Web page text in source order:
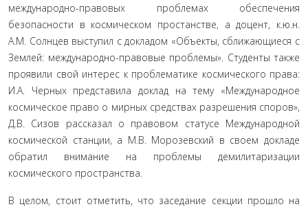
международ­но-правовых проблемах обеспечения
безопасности в косми­ческом простанстве, а доцент, к.ю.н.
А.М. Солнцев выступил с докладом «Объекты, сближающиеся с
Землей: международ­но-правовые проблемы». Студенты также
проявили свой ин­терес к проблематике космического права:
И.А. Черных пред­ставила доклад на тему «Международное
космическое право о мирных средствах разрешения споров»,
Д.В. Сизов рассказал о правовом статусе Международной
космической станции, а М.В. Морозевский в своем докладе
обратил внимание на про­блемы демилитаризации
космического пространства.
В целом, стоит отметить, что заседание секции прошло на